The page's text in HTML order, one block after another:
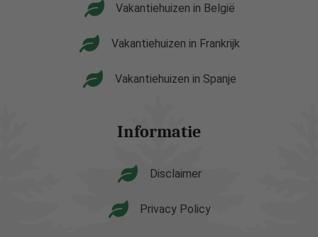
Vakantiehuizen in België
Vakantiehuizen in Frankrijk
Vakantiehuizen in Spanje
Informatie
Disclaimer
Privacy Policy